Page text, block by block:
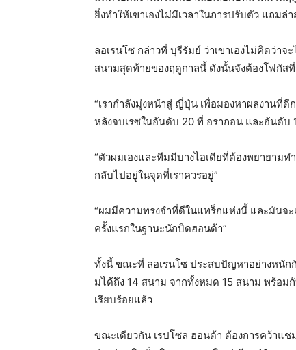
ยิ่งทำให้เขาเองไม่มีเวลาในการปรับตัว แถม
ลอเรนโซ กล่าวที่ บุรีรัมย์ ว่าเขาเองไม่คิดว่า
สนามสุดท้ายของฤดูกาลนี้ ดังนั้นจังต้องโฟกัส
“เรากำลังมุ่งหน้าสู่ ญี่ปุ่น เพื่อมองหาผลงานที่ดี
หลังจบเรซในอันดับ 20 ที่ อรากอน และอันดับ
“ตัวผมเองและทีมมีบางไอเดียที่ต้องพยายามท
กลับไปอยู่ในจุดที่เราควรอยู่”
“ผมมีความทรงจำที่ดีในแทร็กแห่งนี้ และมันจ
ครั้งแรกในฐานะนักบิดฮอนด้า”
ทั้งนี้ ขณะที่ ลอเรนโซ ประสบปัญหาอย่างหนัก
มได้ถึง 14 สนาม จากทั้งหมด 15 สนาม พร้อ
เรียบร้อยแล้ว
ขณะเดียวกัน เรปโซล ฮอนด้า ต้องการคว้าแ